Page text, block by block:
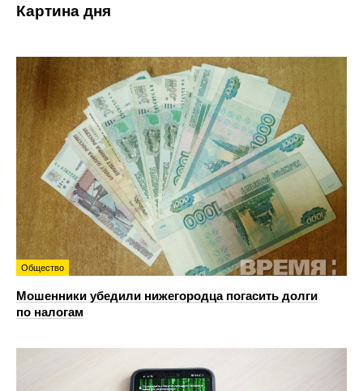
Картина дня
Общество
Мошенники убедили нижегородца погасить долги
по налогам